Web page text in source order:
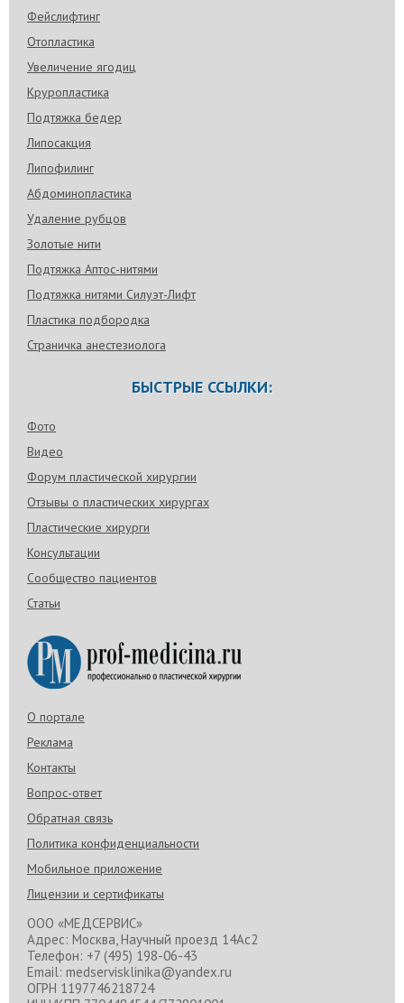
Фейслифтинг
Отопластика
Увеличение ягодиц
Круропластика
Подтяжка бедер
Липосакция
Липофилинг
Абдоминопластика
Удаление рубцов
Золотые нити
Подтяжка Аптос-нитями
Подтяжка нитями Силуэт-Лифт
Пластика подбородка
Страничка анестезиолога
БЫСТРЫЕ ССЫЛКИ:
Фото
Видео
Форум пластической хирургии
Отзывы о пластических хирургах
Пластические хирурги
Консультации
Сообщество пациентов
Статьи
О портале
Реклама
Контакты
Вопрос-ответ
Обратная связь
Политика конфиденциальности
Мобильное приложение
Лицензии и сертификаты
ООО «МЕДСЕРВИС»
Адрес: Москва, Научный проезд 14Ас2
Телефон: +7 (495) 198-06-43
Email: medservisklinika@yandex.ru
ОГРН 1197746218724